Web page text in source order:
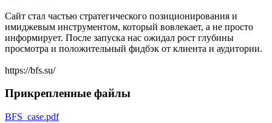
Сайт стал частью стратегического позиционирования и
имиджевым инструментом, который вовлекает, а не просто
информирует. После запуска нас ожидал рост глубины
просмотра и положительный фидбэк от клиента и аудитории.
https://bfs.su/
Прикрепленные файлы
BFS_case.pdf